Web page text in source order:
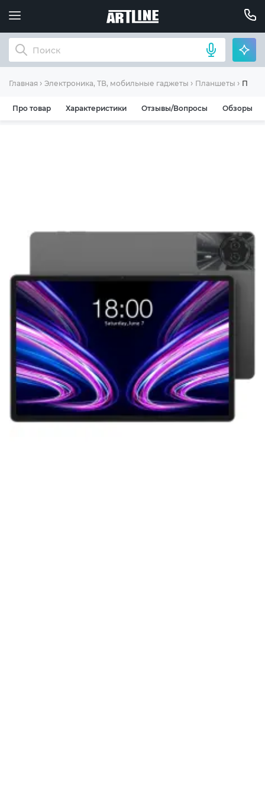
Главная Электроника, ТВ, мобильные гаджеты Планшеты
Про товар Характеристики Отзывы/Вопросы Обзоры